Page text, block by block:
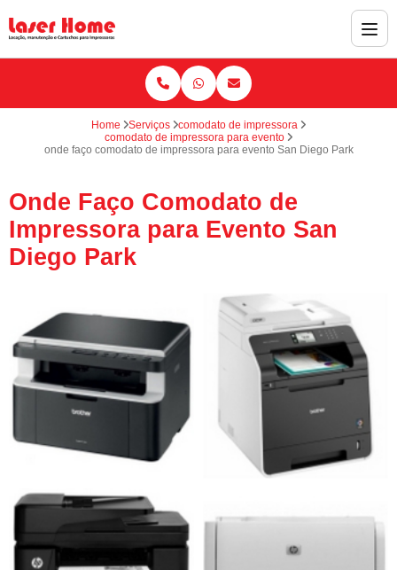
Home Serviços
comodato de impressora
comodato de impressora para evento
onde faço comodato de impressora para evento San Diego Park
Onde Faço Comodato de
Impressora para Evento San
Diego Park